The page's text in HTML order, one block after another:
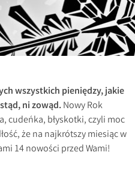
wszystkich pieniędzy, jakie
ni zowąd.Nowy Rok
cudeńka, błyskotki, czyli moc
że na najkrótszy miesiąc w
14 nowości przed Wami!